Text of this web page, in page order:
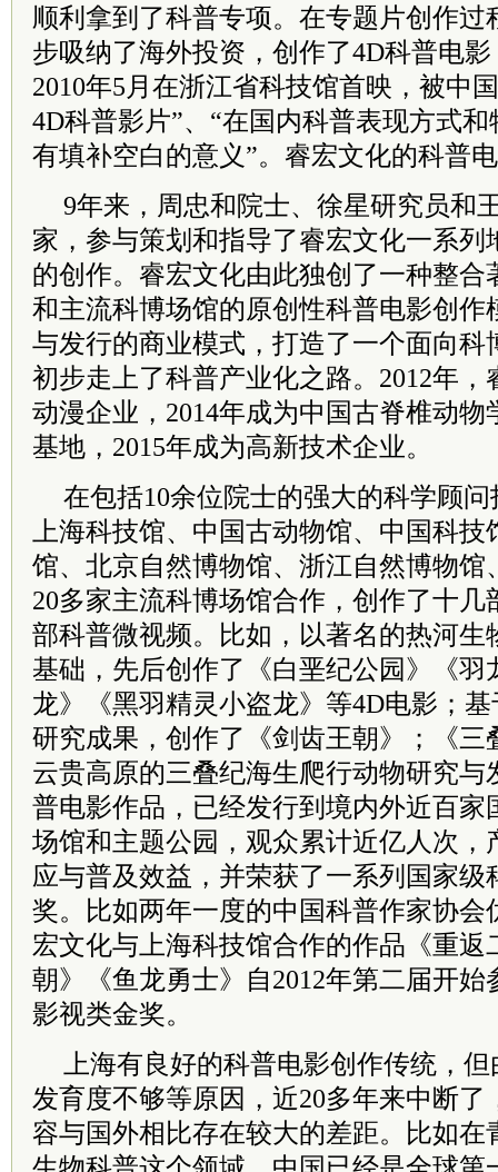
顺利拿到了科普专项。在专题片创作过
步吸纳了海外投资，创作了4D科普电
2010年5月在浙江省科技馆首映，被中
4D科普影片”、“在国内科普表现方式
有填补空白的意义”。睿宏文化的科普
9年来，周忠和院士、徐星研究员和
家，参与策划和指导了睿宏文化一系列
的创作。睿宏文化由此独创了一种整合
和主流科博场馆的原创性科普电影创作
与发行的商业模式，打造了一个面向科
初步走上了科普产业化之路。2012年
动漫企业，2014年成为中国古脊椎动
基地，2015年成为高新技术企业。
在包括10余位院士的强大的科学顾
上海科技馆、中国古动物馆、中国科
馆、北京自然博物馆、浙江自然博物馆
20多家主流科博场馆合作，创作了十几
部科普微视频。比如，以著名的热河生
基础，先后创作了《白垩纪公园》《羽
龙》《黑羽精灵小盗龙》等4D电影；
研究成果，创作了《剑齿王朝》；《三
云贵高原的三叠纪海生爬行动物研究与
普电影作品，已经发行到境内外近百家
场馆和主题公园，观众累计近亿人次，
应与普及效益，并荣获了一系列国家级
奖。比如两年一度的中国科普作家协会
宏文化与上海科技馆合作的作品《重返
朝》《鱼龙勇士》自2012年第二届开
影视类金奖。
上海有良好的科普电影创作传统，
发育度不够等原因，近20多年来中断了
容与国外相比存在较大的差距。比如在